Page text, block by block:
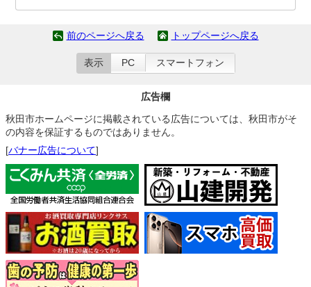
前のページへ戻る トップページへ戻る
表示 PC スマートフォン
広告欄
秋田市ホームページに掲載されている広告については、秋田市がそ
の内容を保証するものではありません。
[バナー広告について]